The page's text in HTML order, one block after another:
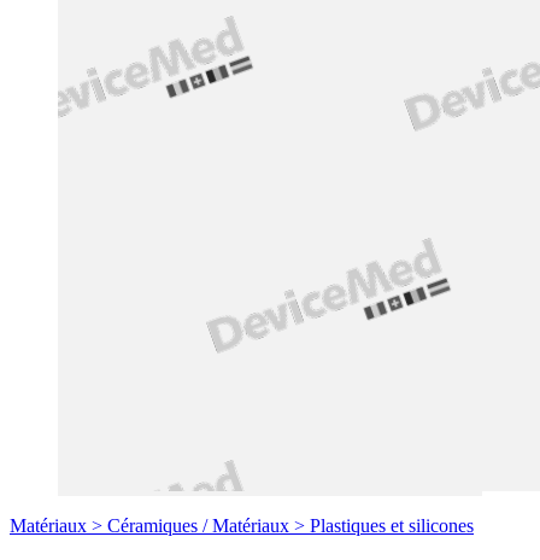
Matériaux > Céramiques /Matériaux > Plastiques et silicones